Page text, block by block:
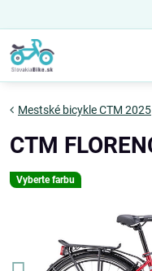
Vyberte farbu
Mestské bicykle CTM 2025
CTM